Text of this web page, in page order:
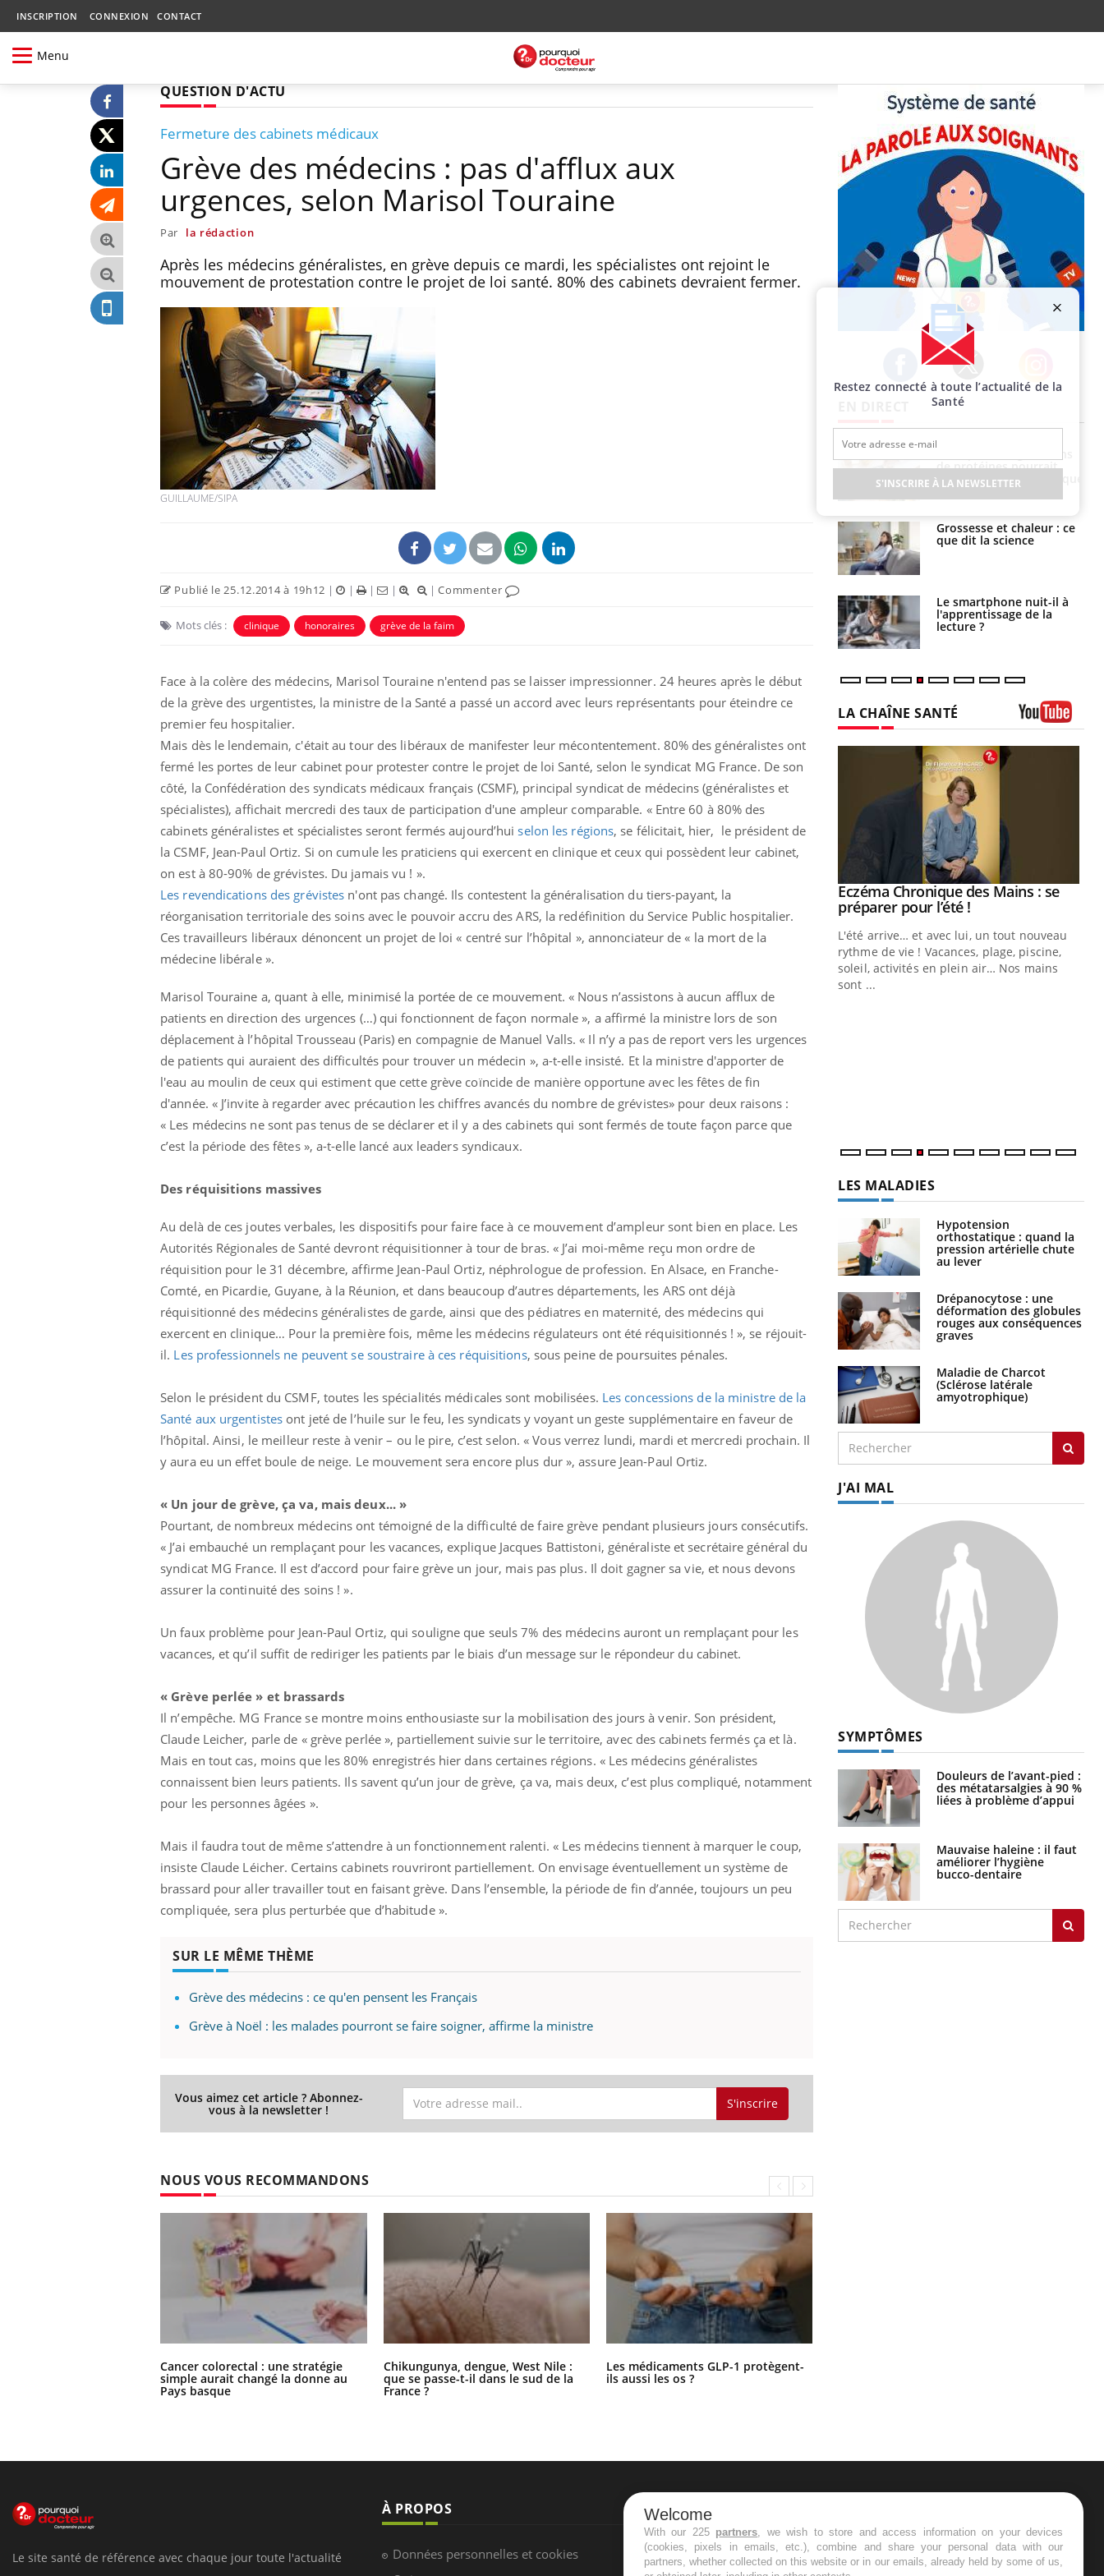
INSCRIPTION CONNEXION CONTACT
Menu
QUESTION D'ACTU
Fermeture des cabinets médicaux
Grève des médecins : pas d'afflux aux
urgences, selon Marisol Touraine
Par la rédaction
Après les médecins généralistes, en grève depuis ce mardi, les spécialistes ont rejoint le
mouvement de protestation contre le projet de loi santé. 80% des cabinets devraient fermer.
GUILLAUME/SIPA
Publié le 25.12.2014 à 19h12 | | | | |Commenter
Mots clés : clinique honoraires grève de la faim
Face à la colère des médecins, Marisol Touraine n'entend pas se laisser impressionner. 24 heures après le début
de la grève des urgentistes, la ministre de la Santé a passé un accord avec leurs représentants pour éteindre ce
premier feu hospitalier.
Mais dès le lendemain, c'était au tour des libéraux de manifester leur mécontentement. 80% des généralistes ont
fermé les portes de leur cabinet pour protester contre le projet de loi Santé, selon le syndicat MG France. De son
côté, la Confédération des syndicats médicaux français (CSMF), principal syndicat de médecins (généralistes et
spécialistes), affichait mercredi des taux de participation d'une ampleur comparable. « Entre 60 à 80% des
cabinets généralistes et spécialistes seront fermés aujourd’hui selon les régions, se félicitait, hier, le président de
la CSMF, Jean-Paul Ortiz. Si on cumule les praticiens qui exercent en clinique et ceux qui possèdent leur cabinet,
on est à 80-90% de grévistes. Du jamais vu ! ».
Les revendications des grévistes n'ont pas changé. Ils contestent la généralisation du tiers-payant, la
réorganisation territoriale des soins avec le pouvoir accru des ARS, la redéfinition du Service Public hospitalier.
Ces travailleurs libéraux dénoncent un projet de loi « centré sur l’hôpital », annonciateur de « la mort de la
médecine libérale ».
Marisol Touraine a, quant à elle, minimisé la portée de ce mouvement. « Nous n’assistons à aucun afflux de
patients en direction des urgences (…) qui fonctionnent de façon normale », a affirmé la ministre lors de son
déplacement à l’hôpital Trousseau (Paris) en compagnie de Manuel Valls. « Il n’y a pas de report vers les urgences
de patients qui auraient des difficultés pour trouver un médecin », a-t-elle insisté. Et la ministre d'apporter de
l'eau au moulin de ceux qui estiment que cette grève coïncide de manière opportune avec les fêtes de fin
d'année. « J’invite à regarder avec précaution les chiffres avancés du nombre de grévistes» pour deux raisons :
« Les médecins ne sont pas tenus de se déclarer et il y a des cabinets qui sont fermés de toute façon parce que
c’est la période des fêtes », a-t-elle lancé aux leaders syndicaux.
Des réquisitions massives
Au delà de ces joutes verbales, les dispositifs pour faire face à ce mouvement d’ampleur sont bien en place. Les
Autorités Régionales de Santé devront réquisitionner à tour de bras. « J’ai moi-même reçu mon ordre de
réquisition pour le 31 décembre, affirme Jean-Paul Ortiz, néphrologue de profession. En Alsace, en Franche-
Comté, en Picardie, Guyane, à la Réunion, et dans beaucoup d’autres départements, les ARS ont déjà
réquisitionné des médecins généralistes de garde, ainsi que des pédiatres en maternité, des médecins qui
exercent en clinique… Pour la première fois, même les médecins régulateurs ont été réquisitionnés ! », se réjouit-
il. Les professionnels ne peuvent se soustraire à ces réquisitions, sous peine de poursuites pénales.
Selon le président du CSMF, toutes les spécialités médicales sont mobilisées. Les concessions de la ministre de la
Santé aux urgentistes ont jeté de l’huile sur le feu, les syndicats y voyant un geste supplémentaire en faveur de
l’hôpital. Ainsi, le meilleur reste à venir – ou le pire, c’est selon. « Vous verrez lundi, mardi et mercredi prochain. Il
y aura eu un effet boule de neige. Le mouvement sera encore plus dur », assure Jean-Paul Ortiz.
« Un jour de grève, ça va, mais deux... »
Pourtant, de nombreux médecins ont témoigné de la difficulté de faire grève pendant plusieurs jours consécutifs.
« J’ai embauché un remplaçant pour les vacances, explique Jacques Battistoni, généraliste et secrétaire général du
syndicat MG France. Il est d’accord pour faire grève un jour, mais pas plus. Il doit gagner sa vie, et nous devons
assurer la continuité des soins ! ».
Un faux problème pour Jean-Paul Ortiz, qui souligne que seuls 7% des médecins auront un remplaçant pour les
vacances, et qu’il suffit de rediriger les patients par le biais d’un message sur le répondeur du cabinet.
« Grève perlée » et brassards
Il n’empêche. MG France se montre moins enthousiaste sur la mobilisation des jours à venir. Son président,
Claude Leicher, parle de « grève perlée », partiellement suivie sur le territoire, avec des cabinets fermés ça et là.
Mais en tout cas, moins que les 80% enregistrés hier dans certaines régions. « Les médecins généralistes
connaissent bien leurs patients. Ils savent qu’un jour de grève, ça va, mais deux, c’est plus compliqué, notamment
pour les personnes âgées ».
Mais il faudra tout de même s’attendre à un fonctionnement ralenti. « Les médecins tiennent à marquer le coup,
insiste Claude Léicher. Certains cabinets rouvriront partiellement. On envisage éventuellement un système de
brassard pour aller travailler tout en faisant grève. Dans l’ensemble, la période de fin d’année, toujours un peu
compliquée, sera plus perturbée que d’habitude ».
SUR LE MÊME THÈME
Grève des médecins : ce qu'en pensent les Français
Grève à Noël : les malades pourront se faire soigner, affirme la ministre
Vous aimez cet article ? Abonnez-
vous à la newsletter ! S'inscrire
NOUS VOUS RECOMMANDONS
Cancer colorectal : une stratégie
simple aurait changé la donne au
Pays basque
Chikungunya, dengue, West Nile :
que se passe-t-il dans le sud de la
France ?
Les médicaments GLP-1 protègent-
ils aussi les os ?
Facebook Twitter Instagram
Cancer colorectal : une
stratégie simple aurait
changé la donne au Pays
basque
Les médicaments GLP-1
protègent-ils aussi les os
?
de dormir la nuit ?
VIH : la fin du comprimé
tous les jours se profile-t-
elle enfin ?
de protéines pourrait
finalement être bénéfique
Grossesse et chaleur : ce
que dit la science
Le smartphone nuit-il à
l'apprentissage de la
lecture ?
LA CHAÎNE SANTÉ
Eczéma Chronique des Mains :
expliquer ma maladie Youtube
Il y a des sujets qui sont faciles à aborder...
d'autres non ! D'un côté, poser des
questions sur la maladie d'un proche c'est
Youtube
Carence en fer : comprendre pour
prévenir Youtube
Fatigue, irritabilité, brouillard mental ou
Youtube
Insuline & Charge mentale : et si on
osait en parler??Youtube
En 2026, l'insuline dans le diabète de type 2
Youtube
Eczéma Chronique des Mains : se
préparer pour l’été !Youtube
L'été arrive… et avec lui, un tout nouveau
rythme de vie ! Vacances, plage, piscine,
soleil, activités en plein air… Nos mains
sont ...
LES MALADIES
Hypotension
orthostatique : quand la
pression artérielle chute
au lever
Drépanocytose : une
déformation des globules
rouges aux conséquences
graves
Maladie de Charcot
(Sclérose latérale
amyotrophique)
J'AI MAL
SYMPTÔMES
Douleurs de l’avant-pied :
des métatarsalgies à 90 %
liées à problème d’appui
Mauvaise haleine : il faut
améliorer l’hygiène
bucco-dentaire
Restez connecté à toute l’actualité de la
Santé
S'INSCRIRE À LA NEWSLETTER
Le site santé de référence avec chaque jour toute l'actualité
À PROPOS
Données personnelles et cookies
NEWSLETTER
Recevez toutes les semaines les meilleures
infos santé
Welcome
With our 225 partners, we wish to store and access information on your devices
(cookies, pixels in emails, etc.), combine and share your personal data with our
partners, whether collected on this website or in our emails, already held by some of us,